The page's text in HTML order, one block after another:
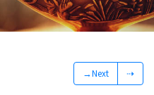
→Next ⇢